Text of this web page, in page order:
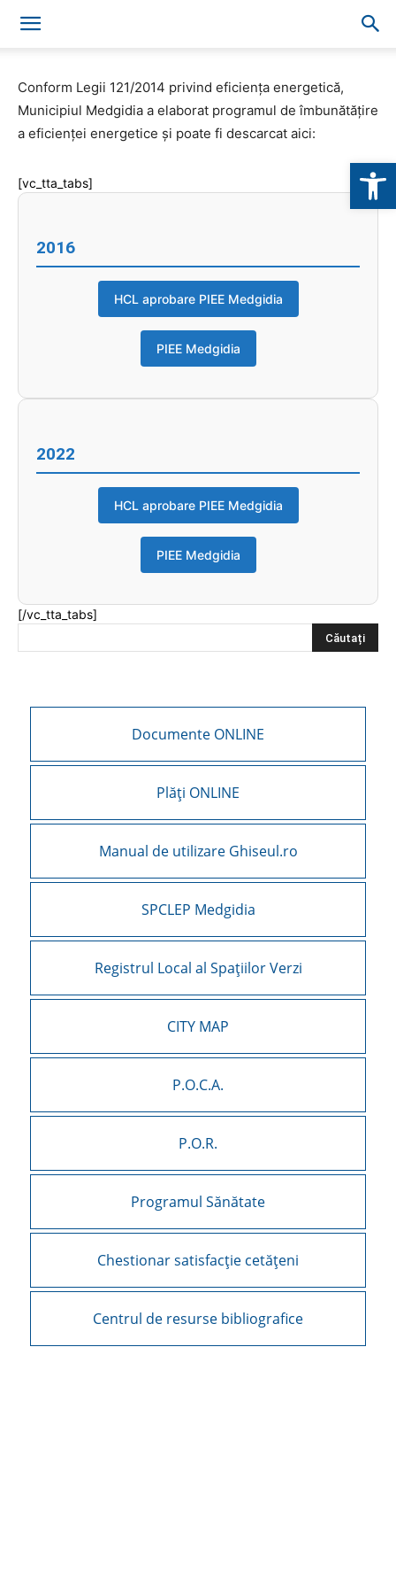
Conform Legii 121/2014 privind eficiența energetică,
Municipiul Medgidia a elaborat programul de îmbunătățire
a eficienței energetice și poate fi descarcat aici:
[vc_tta_tabs]
2016
HCL aprobare PIEE Medgidia
PIEE Medgidia
2022
HCL aprobare PIEE Medgidia
PIEE Medgidia
[/vc_tta_tabs]
Documente ONLINE
Plăți ONLINE
Manual de utilizare Ghiseul.ro
SPCLEP Medgidia
Registrul Local al Spațiilor Verzi
CITY MAP
P.O.C.A.
P.O.R.
Programul Sănătate
Chestionar satisfacție cetățeni
Centrul de resurse bibliografice